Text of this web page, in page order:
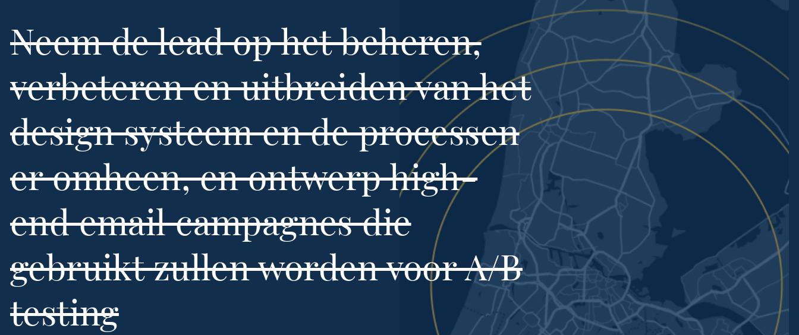
Neem de lead op het beheren,
verbeteren en uitbreiden van het
design systeem en de processen
er omheen, en ontwerp high-
end email campagnes die
gebruikt zullen worden voor A/B
testing